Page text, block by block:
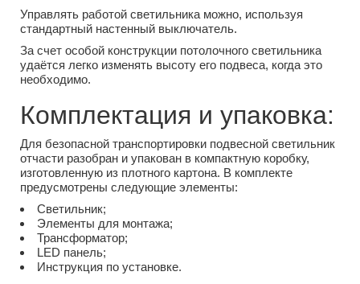
Управлять работой светильника можно, используя
стандартный настенный выключатель.
За счет особой конструкции потолочного светильника
удаётся легко изменять высоту его подвеса, когда это
необходимо.
Комплектация и упаковка:
Для безопасной транспортировки подвесной светильник
отчасти разобран и упакован в компактную коробку,
изготовленную из плотного картона. В комплекте
предусмотрены следующие элементы:
Светильник;
Элементы для монтажа;
Трансформатор;
LED панель;
Инструкция по установке.